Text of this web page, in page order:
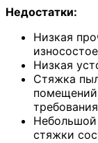
Недостатки:
Низкая
Низкая
Стяжка
стяжки